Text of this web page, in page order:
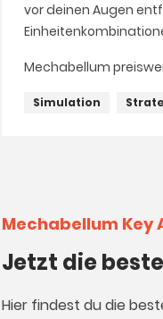
vor deinen Augen
Mechabellum
Simulation
Mechabellum Key
Jetzt die
Hier findest du die